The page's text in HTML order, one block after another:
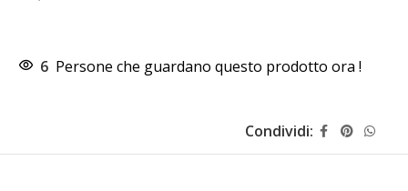
6 Persone che guardano questo prodotto ora !
Condividi: